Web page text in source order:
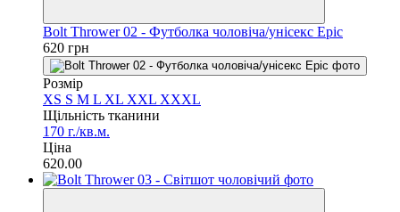
Bolt Thrower 02 - Футболка чоловіча/унісекс Epic
620 грн
Розмір
XS S M L XL XXL XXXL
Щільність тканини
170 г./кв.м.
Ціна
620.00